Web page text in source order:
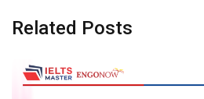
Related Posts